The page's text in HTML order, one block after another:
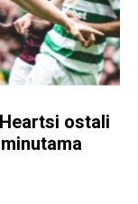
Heartsi ostali